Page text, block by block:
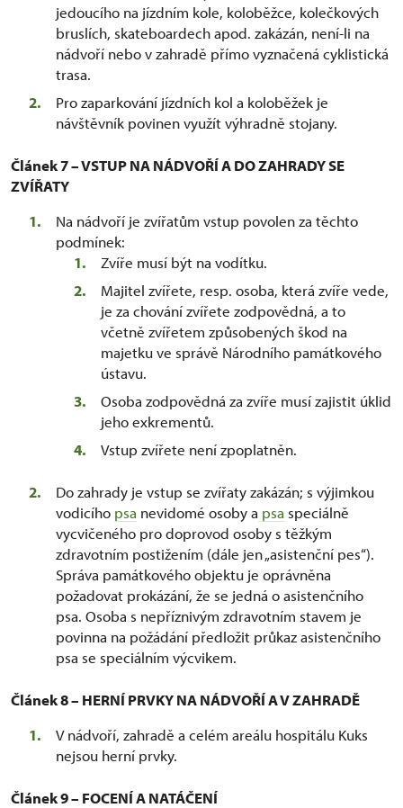
jedoucího na jízdním kole, koloběžce, kolečkových
bruslích, skateboardech apod. zakázán, není-li na
nádvoří nebo v zahradě přímo vyznačená cyklistická
trasa.
Pro zaparkování jízdních kol a koloběžek je
návštěvník povinen využít výhradně stojany.
Článek 7 – VSTUP NA NÁDVOŘÍ A DO ZAHRADY SE
ZVÍŘATY
Na nádvoří je zvířatům vstup povolen za těchto
podmínek:
Zvíře musí být na vodítku.
Majitel zvířete, resp. osoba, která zvíře vede,
je za chování zvířete zodpovědná, a to
včetně zvířetem způsobených škod na
majetku ve správě Národního památkového
ústavu.
Osoba zodpovědná za zvíře musí zajistit úklid
jeho exkrementů.
Vstup zvířete není zpoplatněn.
Do zahrady je vstup se zvířaty zakázán; s výjimkou
vodicího psa nevidomé osoby a psa speciálně
vycvičeného pro doprovod osoby s těžkým
zdravotním postižením (dále jen „asistenční pes“).
Správa památkového objektu je oprávněna
požadovat prokázání, že se jedná o asistenčního
psa. Osoba s nepříznivým zdravotním stavem je
povinna na požádání předložit průkaz asistenčního
psa se speciálním výcvikem.
Článek 8 – HERNÍ PRVKY NA NÁDVOŘÍ A V ZAHRADĚ
V nádvoří, zahradě a celém areálu hospitálu Kuks
nejsou herní prvky.
Článek 9 – FOCENÍ A NATÁČENÍ